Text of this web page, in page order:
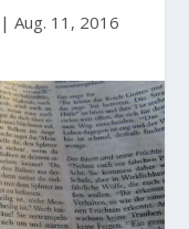
| Aug. 11, 2016